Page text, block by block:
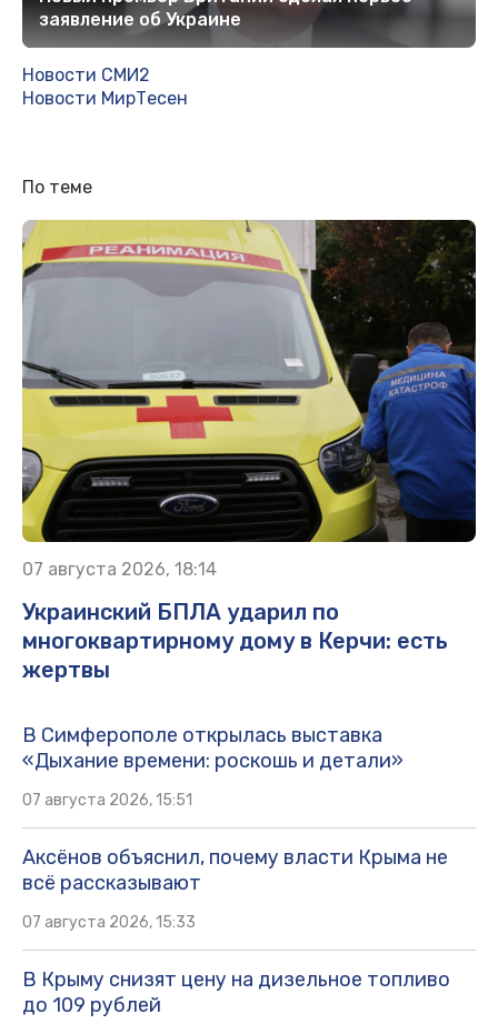
заявление об Украине
Новости СМИ2
Новости МирТесен
По теме
07 августа 2026, 18:14
Украинский БПЛА ударил по
многоквартирному дому в Керчи: есть
жертвы
В Симферополе открылась выставка
«Дыхание времени: роскошь и детали»
07 августа 2026, 15:51
Аксёнов объяснил, почему власти Крыма не
всё рассказывают
07 августа 2026, 15:33
В Крыму снизят цену на дизельное топливо
до 109 рублей